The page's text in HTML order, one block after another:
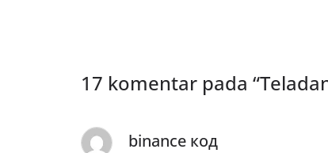
17 komentar pada “
binance код